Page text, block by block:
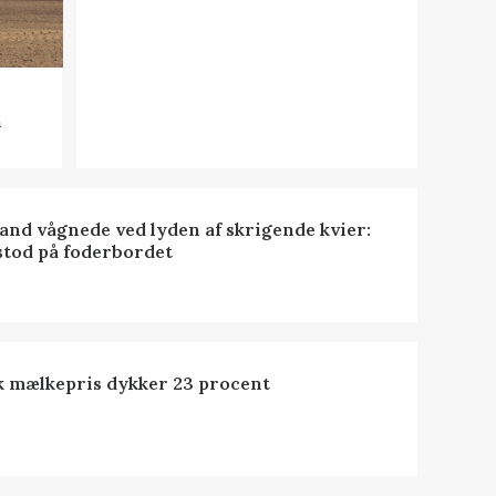
vågnede ved lyden af skrigende kvier:
på foderbordet
mælkepris dykker 23 procent